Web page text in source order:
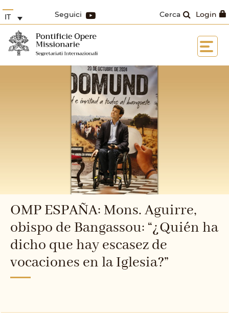
Login
Cerca
Seguici
IT
OMP ESPAÑA: Mons. Aguirre,
obispo de Bangassou: “¿Quién ha
dicho que hay escasez de
vocaciones en la Iglesia?”